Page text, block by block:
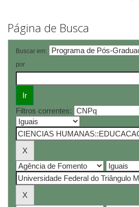
Página de Busca
Buscar em:
por
Filtros correntes: